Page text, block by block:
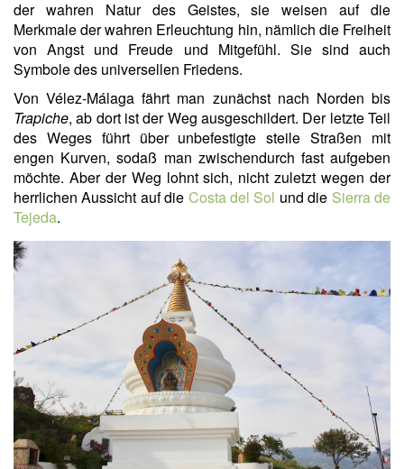
der wahren Natur des Geistes, sie weisen auf die
Merkmale der wahren Erleuchtung hin, nämlich die Freiheit
von Angst und Freude und Mitgefühl. Sie sind auch
Symbole des universellen Friedens.
Von Vélez-Málaga fährt man zunächst nach Norden bis
Trapiche, ab dort ist der Weg ausgeschildert. Der letzte Teil
des Weges führt über unbefestigte steile Straßen mit
engen Kurven, sodaß man zwischendurch fast aufgeben
möchte. Aber der Weg lohnt sich, nicht zuletzt wegen der
herrlichen Aussicht auf die Costa del Sol und die Sierra de
Tejeda.